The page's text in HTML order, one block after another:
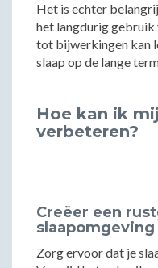
Het is echter
het langdurig
tot bijwerkingen kan
slaap op de lange
Hoe kan ik
verbeteren?
Creëer een
slaapomgeving
Zorg ervoor dat je